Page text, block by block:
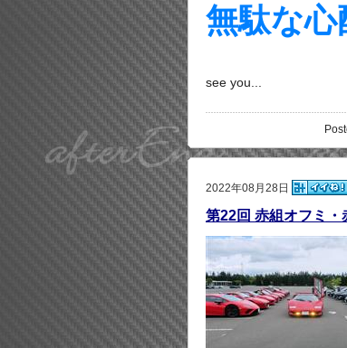
無駄な心
see you...
2022年08月28日
第22回 赤組オフミ